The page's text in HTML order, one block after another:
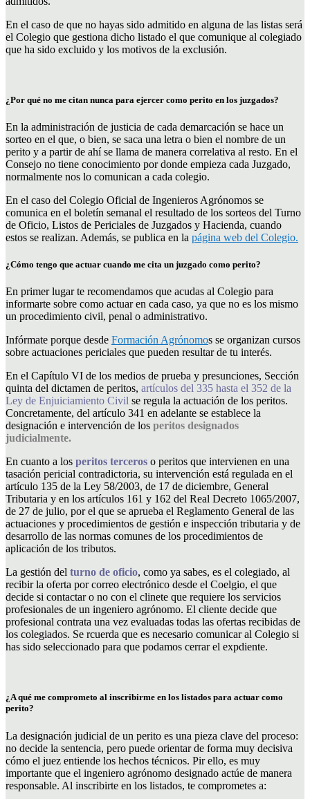
En el caso de que no hayas sido admitido en alguna de las listas será
el Colegio que gestiona dicho listado el que comunique al colegiado
que ha sido excluido y los motivos de la exclusión.
¿Por qué no me citan nunca para ejercer como perito en los juzgados?
En la administración de justicia de cada demarcación se hace un
sorteo en el que, o bien, se saca una letra o bien el nombre de un
perito y a partir de ahí se llama de manera correlativa al resto. En el
Consejo no tiene conocimiento por donde empieza cada Juzgado,
normalmente nos lo comunican a cada colegio.
En el caso del Colegio Oficial de Ingenieros Agrónomos se
comunica en el boletín semanal el resultado de los sorteos del Turno
de Oficio, Listos de Periciales de Juzgados y Hacienda, cuando
estos se realizan. Además, se publica en la página web del Colegio.
¿Cómo tengo que actuar cuando me cita un juzgado como perito?
En primer lugar te recomendamos que acudas al Colegio para
informarte sobre como actuar en cada caso, ya que no es los mismo
un procedimiento civil, penal o administrativo.
Infórmate porque desde Formación Agrónomos se organizan cursos
sobre actuaciones periciales que pueden resultar de tu interés.
En el Capítulo VI de los medios de prueba y presunciones, Sección
quinta del dictamen de peritos, artículos del 335 hasta el 352 de la
Ley de Enjuiciamiento Civil se regula la actuación de los peritos.
Concretamente, del artículo 341 en adelante se establece la
designación e intervención de los peritos designados
judicialmente.
En cuanto a los peritos terceros o peritos que intervienen en una
tasación pericial contradictoria, su intervención está regulada en el
artículo 135 de la Ley 58/2003, de 17 de diciembre, General
Tributaria y en los artículos 161 y 162 del Real Decreto 1065/2007,
de 27 de julio, por el que se aprueba el Reglamento General de las
actuaciones y procedimientos de gestión e inspección tributaria y de
desarrollo de las normas comunes de los procedimientos de
aplicación de los tributos.
La gestión del turno de oficio, como ya sabes, es el colegiado, al
recibir la oferta por correo electrónico desde el Coelgio, el que
decide si contactar o no con el clinete que requiere los servicios
profesionales de un ingeniero agrónomo. El cliente decide que
profesional contrata una vez evaluadas todas las ofertas recibidas de
los colegiados. Se rcuerda que es necesario comunicar al Colegio si
has sido seleccionado para que podamos cerrar el expdiente.
¿A qué me comprometo al inscribirme en los listados para actuar como
perito?
La designación judicial de un perito es una pieza clave del proceso:
no decide la sentencia, pero puede orientar de forma muy decisiva
cómo el juez entiende los hechos técnicos. Pir ello, es muy
importante que el ingeniero agrónomo designado actúe de manera
responsable. Al inscribirte en los listados, te comprometes a: